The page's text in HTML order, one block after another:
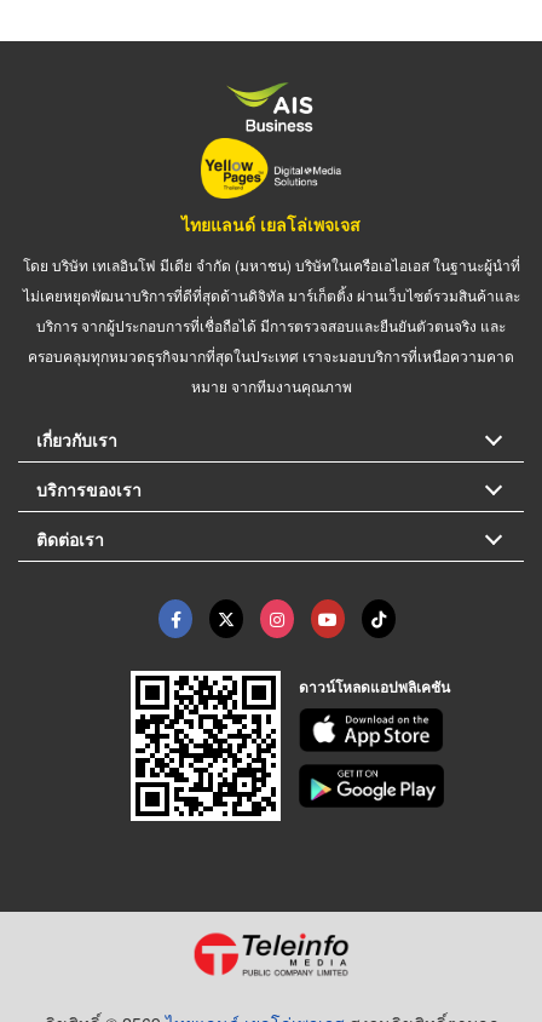
ไทยแลนด์ เยลโล่เพจเจส
โดย บริษัท เทเลอินโฟ มีเดีย จำกัด (มหาชน) บริษัทในเครือเอไอเอส ในฐานะผู้นำที่
ไม่เคยหยุดพัฒนาบริการที่ดีที่สุดด้านดิจิทัล มาร์เก็ตติ้ง ผ่านเว็บไซต์รวมสินค้าและ
บริการ จากผู้ประกอบการที่เชื่อถือได้ มีการตรวจสอบและยืนยันตัวตนจริง และ
ครอบคลุมทุกหมวดธุรกิจมากที่สุดในประเทศ เราจะมอบบริการที่เหนือความคาด
หมาย จากทีมงานคุณภาพ
เกี่ยวกับเรา
บริการของเรา
ติดต่อเรา
ดาวน์โหลดแอปพลิเคชัน